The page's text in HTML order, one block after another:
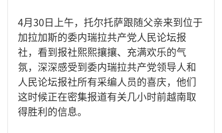
4月30日上午，托尔托萨跟随父亲来到位于
加拉加斯的委内瑞拉共产党人民论坛报
社，看到报社熙熙攘攘、充满欢乐的气
氛，深深感受到委内瑞拉共产党领导人和
人民论坛报社所有采编人员的喜庆，他们
这时候正在密集报道有关几小时前越南取
得胜利的信息。